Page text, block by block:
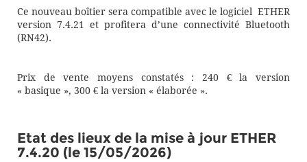
Ce nouveau boîtier sera compatible avec le logiciel ETHER
version 7.4.21 et profitera d’une connectivité Bluetooth
(RN42).
Prix de vente moyens constatés : 240 € la version
« basique », 300 € la version « élaborée ».
Etat des lieux de la mise à jour ETHER
7.4.20 (le 15/05/2026)